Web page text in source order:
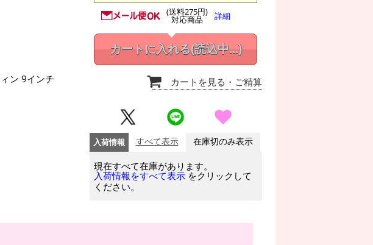
ン 9インチ
(送料275円)
対応商品 詳細
カートに入れる(読込中...)
カートを見る ・ご精算
入荷情報 すべて表示 在庫切のみ表示
現在すべて在庫があります。
入荷情報をすべて表示 をクリックして
ください。